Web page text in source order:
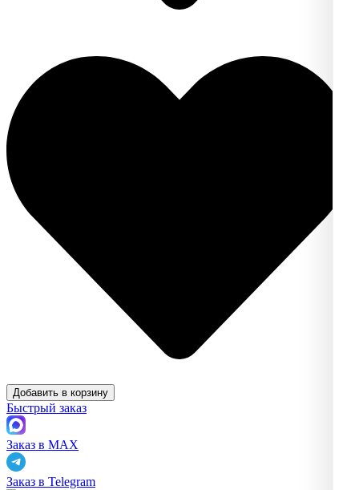
Добавить в корзину
Быстрый заказ
Заказ в MAX
Заказ в Telegram